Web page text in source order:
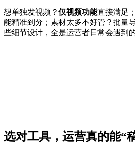
想单独发视频？ 仅视频功能直接满足
能精准到分；素材太多不好管？批量
些细节设计，全是运营者日常会遇到的
选对工具，运营真的能“